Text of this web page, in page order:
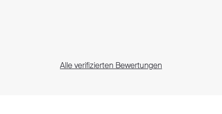
Alle verifizierten Bewertungen